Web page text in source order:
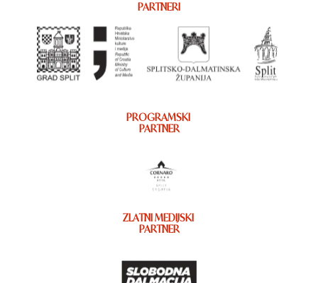
PARTNERI
PROGRAMSKI
PARTNER
ZLATNI MEDIJSKI
PARTNER